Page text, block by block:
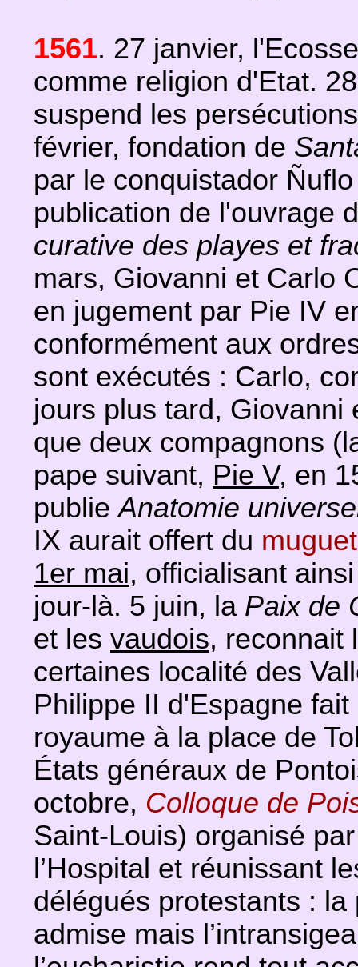
1561. 27 janvier,
comme religion d'Etat.
suspend les
février, fondation de
par le conquistador
publication de l'ouvrage
curative des playes et
mars, Giovanni et Carlo
en jugement par Pie IV
conformément aux
sont exécutés : Carlo,
jours plus tard, Giovanni
que deux compagnons
pape suivant, Pie V, en
publieAnatomie
IX aurait offert du muguet
1er mai, officialisant
jour-là. 5 juin, la Paix de
et les vaudois, reconnait
certaines localité des
Philippe II d'Espagne
royaume à la place de
États généraux de
octobre, Colloque de
Saint-Louis) organisé
l’Hospital et réunissant
délégués protestants :
admise mais